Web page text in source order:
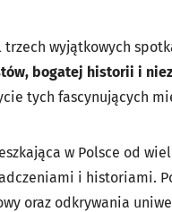
wyjątkowych
bogatej historii i
tych fascynujących
w Polsce od
i historiami.
oraz odkrywania